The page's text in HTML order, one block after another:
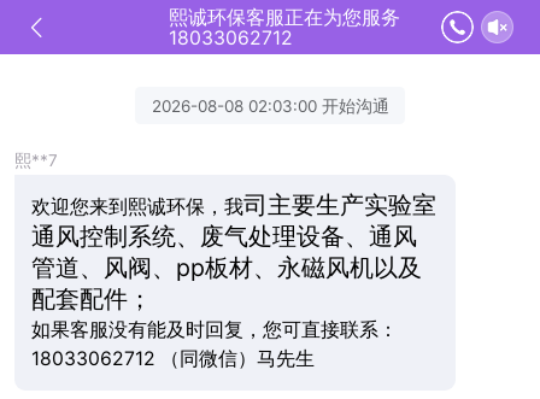
熙诚环保客服正在为您服务
18033062712
2026-08-08 02:03:00 开始沟通
熙**7
欢迎您来到熙诚环保，我司主要生产实验室
通风控制系统、废气处理设备、通风
管道、风阀、pp板材、永磁风机以及
配套配件；
如果客服没有能及时回复，您可直接联系：
18033062712 （同微信）马先生